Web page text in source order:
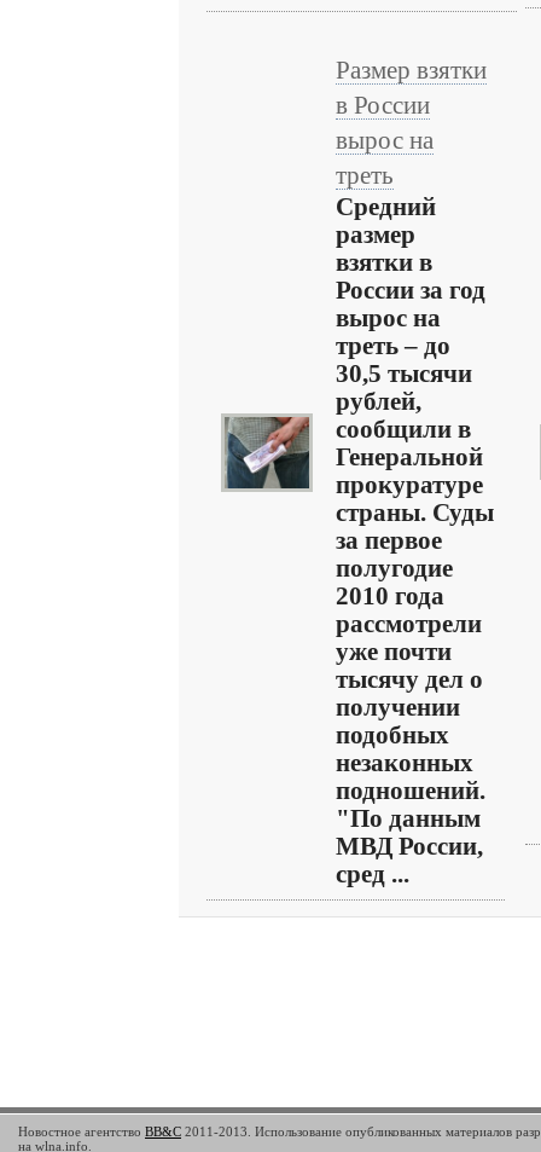
Размер взятки
в России
вырос на
треть
Средний
размер
взятки в
России за год
вырос на
треть – до
30,5 тысячи
рублей,
сообщили в
Генеральной
прокуратуре
страны. Суды
за первое
полугодие
2010 года
рассмотрели
уже почти
тысячу дел о
получении
подобных
незаконных
подношений.
"По данным
МВД России,
сред ...
Новостное агентство BB&C 2011-2013. Использование опубликованных материалов
на wlna.info.